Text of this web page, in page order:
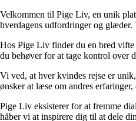
Velkommen til Pige Liv, en unik
hverdagens udfordringer og
Hos Pige Liv finder du en bred
du behøver for at tage kontrol over
Vi ved, at hver kvindes rejse er
ønsker at læse om andres
Pige Liv eksisterer for at fremme
håber vi at inspirere dig til at dele